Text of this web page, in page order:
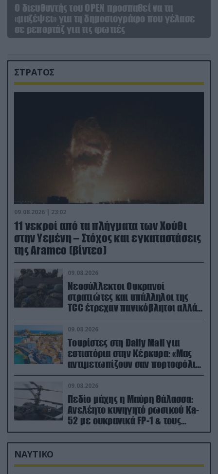
O διευθυντής του OPEN προσπαθεί να τα
«μαζέψει» για τη δημοσιογράφο που γέλασε
σε ρεπορτάζ για τις φωτιές
ΣΤΡΑΤΟΣ
09.08.2026 | 23:02
11 νεκροί από τα πλήγματα των Χούθι
στην Υεμένη – Στόχος και εγκαταστάσεις
της Aramco (βίντεο)
09.08.2026
Νεοσύλλεκτοι Ουκρανοί
στρατιώτες και υπάλληλοι της
TCC έτρεχαν πανικόβλητοι αλλά…
εξοντώθηκαν – Δείτε βίντεο
09.08.2026
Τουρίστες στη Daily Mail για
εστιατόρια στην Κέρκυρα: «Μας
αντιμετωπίζουν σαν πορτοφόλια
με πόδια»
09.08.2026
Πεδίο μάχης η Μαύρη Θάλασσα:
Ανελέητο κυνηγητό ρωσικού Ka-
52 με ουκρανικά FP-1 & τους
Τούρκους να τραβάνε… βίντεο
ΝΑΥΤΙΚΟ